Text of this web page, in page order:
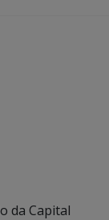
da Capital